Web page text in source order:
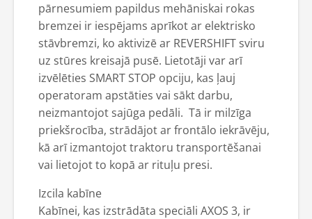
pārnesumiem papildus mehāniskai rokas
bremzei ir iespējams aprīkot ar elektrisko
stāvbremzi, ko aktivizē ar REVERSHIFT sviru
uz stūres kreisajā pusē. Lietotāji var arī
izvēlēties SMART STOP opciju, kas ļauj
operatoram apstāties vai sākt darbu,
neizmantojot sajūga pedāli. Tā ir milzīga
priekšrocība, strādājot ar frontālo iekrāvēju,
kā arī izmantojot traktoru transportēšanai
vai lietojot to kopā ar rituļu presi.
Izcila kabīne
Kabīnei, kas izstrādāta speciāli AXOS 3, ir